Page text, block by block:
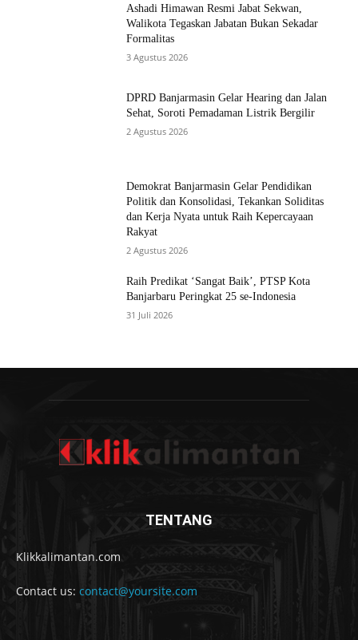
Ashadi Himawan Resmi Jabat Sekwan,
Walikota Tegaskan Jabatan Bukan Sekadar
Formalitas
3 Agustus 2026
DPRD Banjarmasin Gelar Hearing dan Jalan
Sehat, Soroti Pemadaman Listrik Bergilir
2 Agustus 2026
Demokrat Banjarmasin Gelar Pendidikan
Politik dan Konsolidasi, Tekankan Soliditas
dan Kerja Nyata untuk Raih Kepercayaan
Rakyat
2 Agustus 2026
Raih Predikat ‘Sangat Baik’, PTSP Kota
Banjarbaru Peringkat 25 se-Indonesia
31 Juli 2026
TENTANG
Klikkalimantan.com
Contact us: contact@yoursite.com